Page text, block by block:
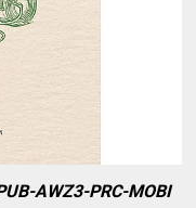
AWZ3-PRC-MOBI